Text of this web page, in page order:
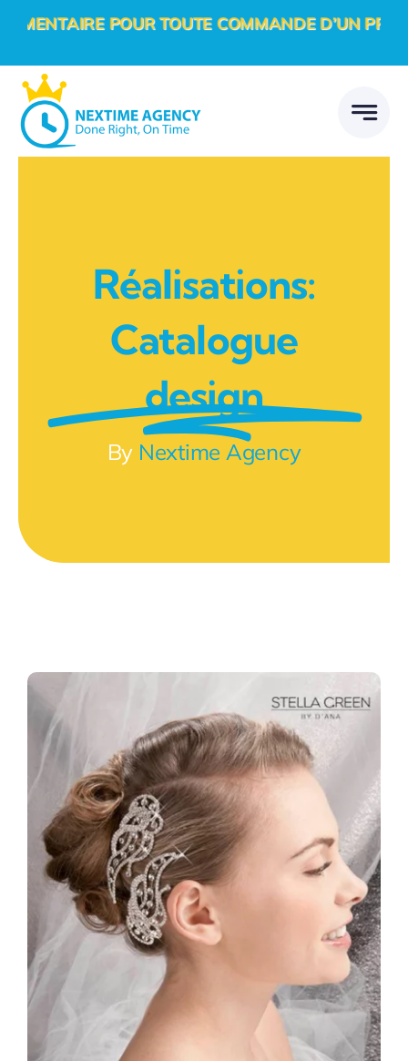
contenu
POUR TOUTE COMMANDE D’UN PROJET
Réalisations:
Catalogue
design
By Nextime Agency